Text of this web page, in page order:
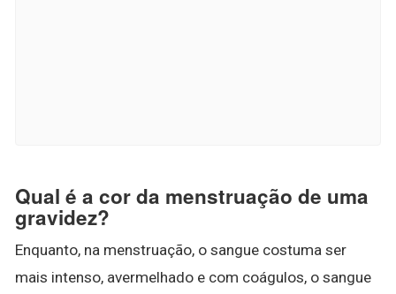
Qual é a cor da menstruação de uma
gravidez?
Enquanto, na menstruação, o sangue costuma ser
mais intenso, avermelhado e com coágulos, o sangue